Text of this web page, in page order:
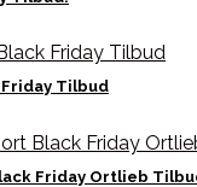
Friday Tilbud
Friday Ortlieb